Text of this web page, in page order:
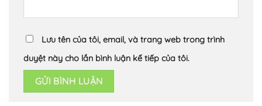
Lưu tên của tôi, email, và trang web trong trình
duyệt này cho lần bình luận kế tiếp của tôi.